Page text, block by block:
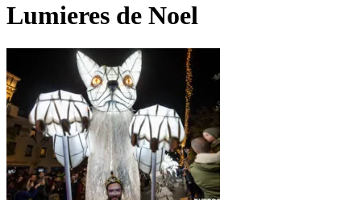
Lumieres de Noel